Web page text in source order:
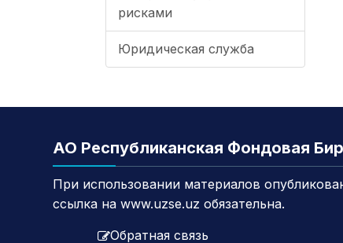
рисками
Юридическая служба
АО Республиканская Фондовая
При использовании материалов
ссылка на www.uzse.uz обязательна.
Обратная связь